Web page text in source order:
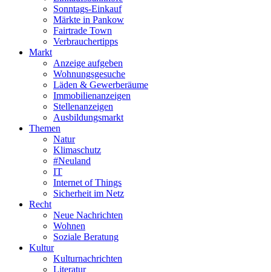
Sonntags-Einkauf
Märkte in Pankow
Fairtrade Town
Verbrauchertipps
Markt
Anzeige aufgeben
Wohnungsgesuche
Läden & Gewerberäume
Immobilienanzeigen
Stellenanzeigen
Ausbildungsmarkt
Themen
Natur
Klimaschutz
#Neuland
IT
Internet of Things
Sicherheit im Netz
Recht
Neue Nachrichten
Wohnen
Soziale Beratung
Kultur
Kulturnachrichten
Literatur